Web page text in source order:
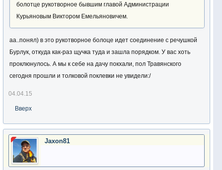
болотце рукотворное бывшим главой Администрации
Курьяновым Виктором Емельяновичем.
аа..понял) в это рукотворное болоце идет соединение с речушкой
Бурлук, откуда как-раз щучка туда и зашла порядком. У вас хоть
проклюнулось. А мы к себе на дачу покхали, пол Травянского
сегодня прошли и толковой поклевки не увидели:/
04.04.15
Вверх
Jaxon81